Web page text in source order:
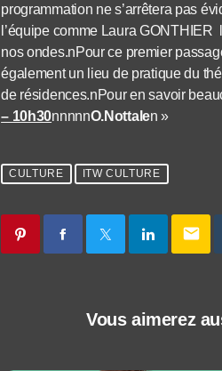
programmation ne s’arrêtera pas
l’équipe comme Laura
nos ondes.nPour ce premier
également un lieu de pratique du
de résidences.nPour en savoir
– 10h30nnnnnO.Nottalen »
CULTURE ITW CULTURE
email
Vous aimerez